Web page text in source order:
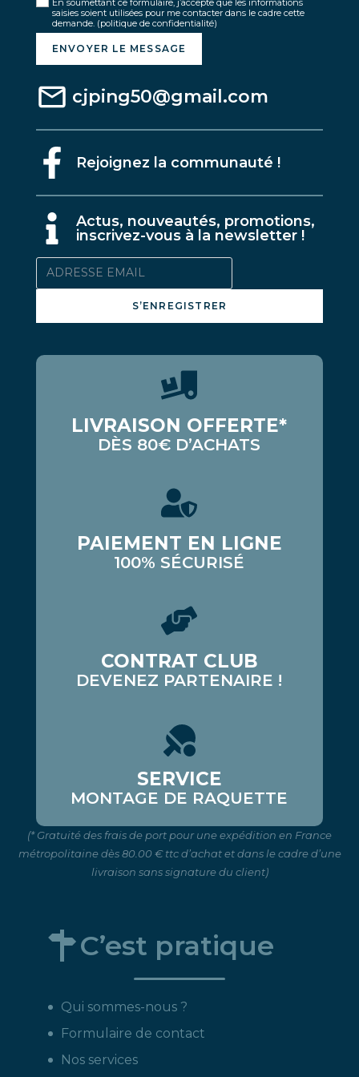
saisies soient utilisées pour me contacter dans le cadre cette
demande. (politique de confidentialité)
ENVOYER LE MESSAGE
cjping50@gmail.com
Rejoignez la communauté !
Actus, nouveautés, promotions,
inscrivez-vous à la newsletter !
S’ENREGISTRER
LIVRAISON OFFERTE*
DÈS 80€ D’ACHATS
PAIEMENT EN LIGNE
100% SÉCURISÉ
CONTRAT CLUB
DEVENEZ PARTENAIRE !
SERVICE
MONTAGE DE RAQUETTE
(* Gratuité des frais de port pour une expédition en France
métropolitaine dès 80.00 € ttc d’achat et dans le cadre d’une
livraison sans signature du client)
C’est pratique
Qui sommes-nous ?
Formulaire de contact
Nos services